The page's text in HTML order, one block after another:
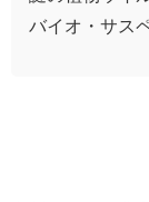
バイオ・サス